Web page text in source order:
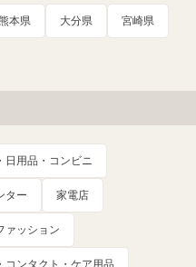
本県 大分県 宮崎県
日用品・コンビニ
ター 家電店
ァッション
コンタクト・ケア用品